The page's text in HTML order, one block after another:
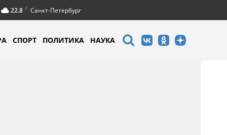
22.8 C Санкт-Петербург
СПОРТ ПОЛИТИКА НАУКА